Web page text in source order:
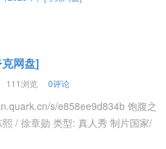
克网盘]
111浏览 0评论
s/e858ee9d834b 饱腹之
/ 徐章勋 类型: 真人秀 制片国家/